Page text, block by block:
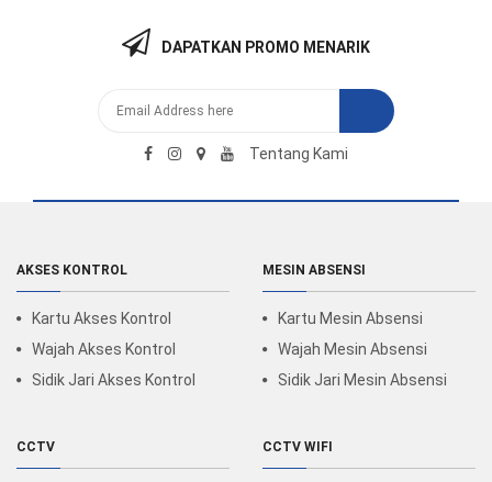
DAPATKAN PROMO MENARIK
Tentang Kami
AKSES KONTROL
Kartu Akses Kontrol
Wajah Akses Kontrol
Sidik Jari Akses Kontrol
MESIN ABSENSI
Kartu Mesin Absensi
Wajah Mesin Absensi
Sidik Jari Mesin Absensi
CCTV CCTV WIFI